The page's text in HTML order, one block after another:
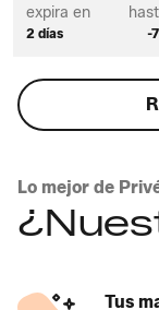
expira en
2 días -
Lo mejor de
Tus